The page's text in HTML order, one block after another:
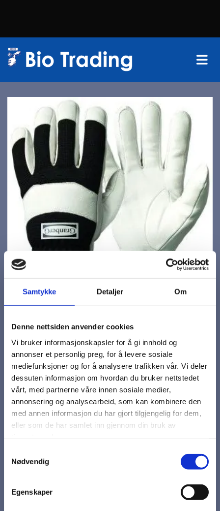
Samtykke Detaljer Om
Denne nettsiden anvender cookies
Vi bruker informasjonskapsler for å gi innhold og
annonser et personlig preg, for å levere sosiale
mediefunksjoner og for å analysere trafikken vår. Vi deler
dessuten informasjon om hvordan du bruker nettstedet
vårt, med partnerne våre innen sosiale medier,
annonsering og analysearbeid, som kan kombinere den
med annen informasjon du har gjort tilgjengelig for dem,
eller som de har samlet inn gjennom din bruk av
Nødvendig
Egenskaper
Granberg Frigus
Kartonger/Bunter
kr 1 462,50